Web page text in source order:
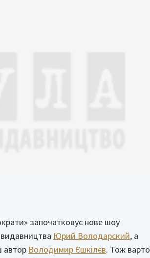
започатковує нове шоу
Юрий Володарский, а
автор Володимир Єшкілєв. Тож варто